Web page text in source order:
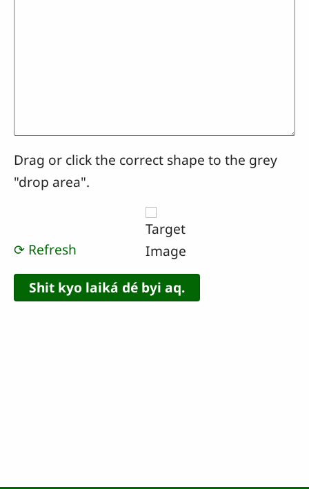
Drag or click the correct shape to the grey
"drop area".
⟳ Refresh